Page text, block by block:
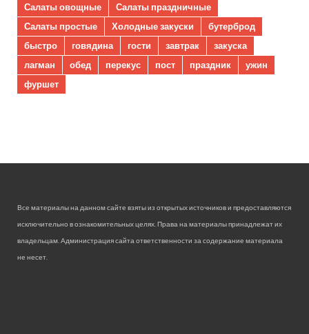
Салаты овощные
Салаты праздничные
Салаты простые
Холодные закуски
бутерброд
быстро
говядина гости завтрак
закуска
лагман
обед перекус пост праздник
ужин
фуршет
Все материалы на данном сайте взяты из открытых источников и предоставляются
исключительно в ознакомительных целях. Права на материалы принадлежат их
владельцам. Администрация сайта ответственности за содержание материала
не несет.